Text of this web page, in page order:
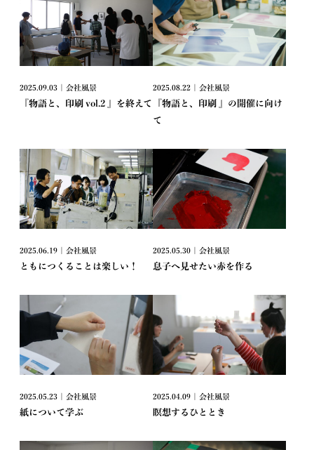
2025.09.03 | 会社風景
『物語と、印刷 vol.2 』を終えて
2025.08.22 | 会社風景
『物語と、印刷 』の開催に向け
て
2025.06.19 | 会社風景
ともにつくることは楽しい！
2025.05.30 | 会社風景
息子へ見せたい赤を作る
2025.05.23 | 会社風景
紙について学ぶ
2025.04.09 | 会社風景
瞑想するひととき